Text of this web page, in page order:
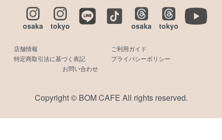
osaka tokyo osaka tokyo
店舗情報
ご利用ガイド
特定商取引法に基づく表記
プライバシーポリシー
お問い合わせ
Copyright © BOM CAFE All rights reserved.